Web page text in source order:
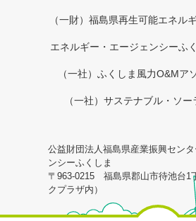
（一財）福島県再生可能エネル
エネルギー・エージェンシーふ
（一社）ふくしま風力O&Mア
（一社）サステナブル・ソー
公益財団法人福島県産業振興セン
ンシーふくしま
〒963-0215 福島県郡山市待池台1
クプラザ内）